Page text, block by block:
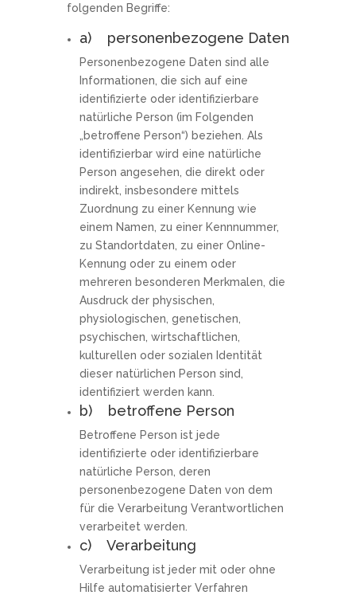
folgenden Begriffe:
a) personenbezogene Daten
Personenbezogene Daten sind alle
Informationen, die sich auf eine
identifizierte oder identifizierbare
natürliche Person (im Folgenden
„betroffene Person“) beziehen. Als
identifizierbar wird eine natürliche
Person angesehen, die direkt oder
indirekt, insbesondere mittels
Zuordnung zu einer Kennung wie
einem Namen, zu einer Kennnummer,
zu Standortdaten, zu einer Online-
Kennung oder zu einem oder
mehreren besonderen Merkmalen, die
Ausdruck der physischen,
physiologischen, genetischen,
psychischen, wirtschaftlichen,
kulturellen oder sozialen Identität
dieser natürlichen Person sind,
identifiziert werden kann.
b) betroffene Person
Betroffene Person ist jede
identifizierte oder identifizierbare
natürliche Person, deren
personenbezogene Daten von dem
für die Verarbeitung Verantwortlichen
verarbeitet werden.
c) Verarbeitung
Verarbeitung ist jeder mit oder ohne
Hilfe automatisierter Verfahren